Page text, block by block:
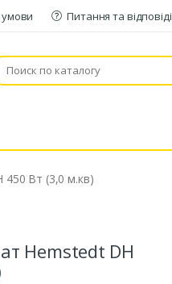
умови Питання та відповіді
450 Вт (3,0 м.кв)
Hemstedt DH